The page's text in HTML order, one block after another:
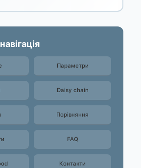
Параметри
Daisy chain
Порівняння
FAQ
Контакти